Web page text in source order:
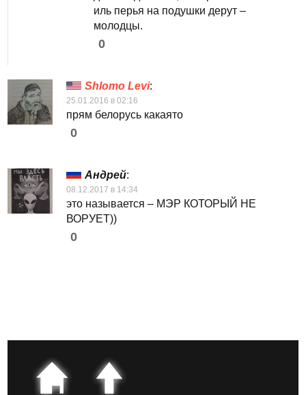
иль перья на подушки дерут –
молодцы.
0
Shlomo Levi:
25.01.2016 в 02:16
прям белорусь какaято
0
Андрей:
08.12.2017 в 14:34
это называется – МЭР КОТОРЫЙ НЕ
ВОРУЕТ))
0